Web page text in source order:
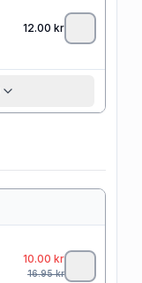
12.00 kr
10.00 kr
16.95kr